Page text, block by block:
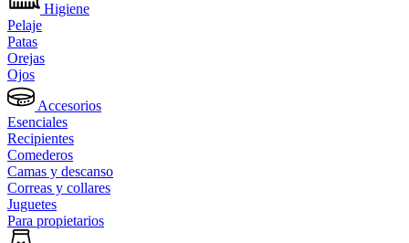
Higiene
Pelaje
Patas
Orejas
Ojos
Accesorios
Esenciales
Recipientes
Comederos
Camas y descanso
Correas y collares
Juguetes
Para propietarios